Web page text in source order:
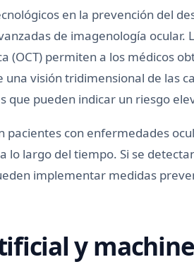
en la prevención del
de imagenología ocular.
(OCT) permiten a los médicos
visión tridimensional de las
que pueden indicar un riesgo
pacientes con enfermedades
lo largo del tiempo. Si se
implementar medidas
y